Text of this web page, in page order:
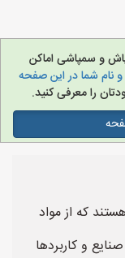
و سمپاشی اماکن
نام شما در این صفحه
را معرفی کنید.
که از مواد
و کاربردها